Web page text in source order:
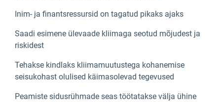
Inim- ja finantsressursid on tagatud pikaks ajaks
Saadi esimene ülevaade kliimaga seotud mõjudest ja
riskidest
Tehakse kindlaks kliimamuutustega kohanemise
seisukohast olulised käimasolevad tegevused
Peamiste sidusrühmade seas töötatakse välja ühine